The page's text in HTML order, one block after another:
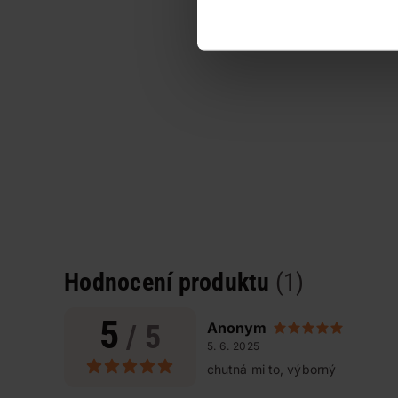
Hodnocení produktu (1)
5 / 5 Anonym
5. 6. 2025
chutná mi to, výborný